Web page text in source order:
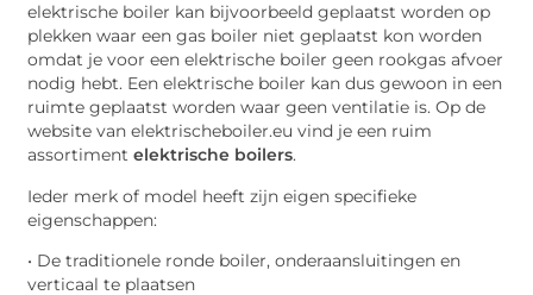
elektrische boiler kan bijvoorbeeld geplaatst worden op
plekken waar een gas boiler niet geplaatst kon worden
omdat je voor een elektrische boiler geen rookgas afvoer
nodig hebt. Een elektrische boiler kan dus gewoon in een
ruimte geplaatst worden waar geen ventilatie is. Op de
website van elektrischeboiler.eu vind je een ruim
assortimentelektrische boilers.
Ieder merk of model heeft zijn eigen specifieke
eigenschappen:
• De traditionele ronde boiler, onderaansluitingen en
verticaal te plaatsen